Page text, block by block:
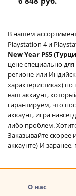
В нашем
Playstation 4 и
New Year PS5
цене специально
регионе или
характеристиках)
ваш аккаунт,
гарантируем, что
аккаунт, игра
либо проблем.
Заказывайте скорее
аккаунте) И
О нас